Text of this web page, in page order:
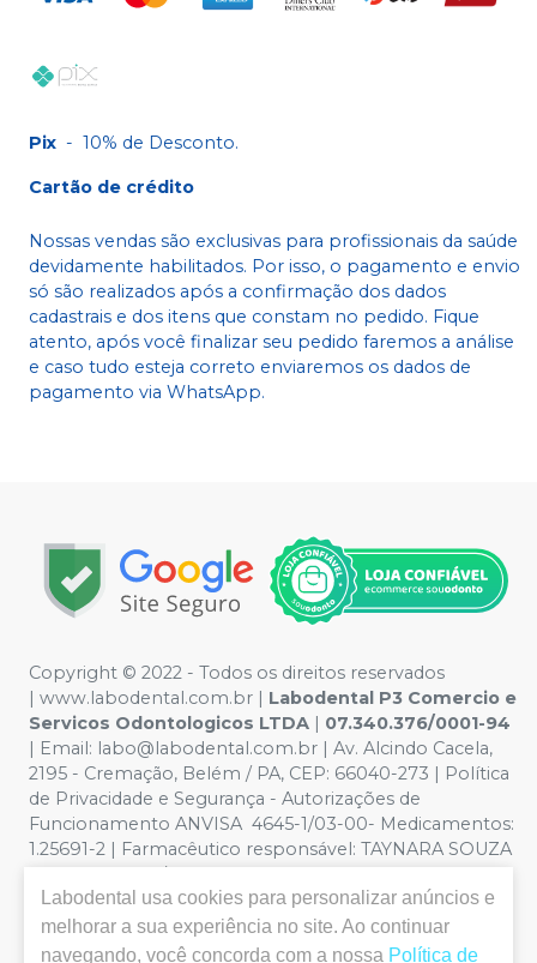
Pix - 10% de Desconto.
Cartão de crédito
Nossas vendas são exclusivas para profissionais da saúde
devidamente habilitados. Por isso, o pagamento e envio
só são realizados após a confirmação dos dados
cadastrais e dos itens que constam no pedido. Fique
atento, após você finalizar seu pedido faremos a análise
e caso tudo esteja correto enviaremos os dados de
pagamento via WhatsApp.
Copyright © 2022 - Todos os direitos reservados
| www.labodental.com.br | Labodental P3 Comercio e
Servicos Odontologicos LTDA | 07.340.376/0001-94
| Email: labo@labodental.com.br | Av. Alcindo Cacela,
2195 - Cremação, Belém / PA, CEP: 66040-273 | Política
de Privacidade e Segurança - Autorizações de
Funcionamento ANVISA 4645-1/03-00- Medicamentos:
1.25691-2 | Farmacêutico responsável: TAYNARA SOUZA
MIRANDA. CRF/PA nº 6965 |
Segurança - Fotos meramente ilustrativas - Os preços e
condições da loja virtual estão sujeitos a alterações. Em
caso de divergência de preços no site, o valor válido é o
Labodental usa cookies para personalizar anúncios e
melhorar a sua experiência no site. Ao continuar
navegando, você concorda com a nossa Política de